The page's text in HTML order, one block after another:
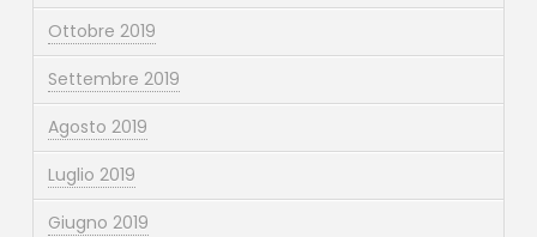
Ottobre 2019
Settembre 2019
Agosto 2019
Luglio 2019
Giugno 2019